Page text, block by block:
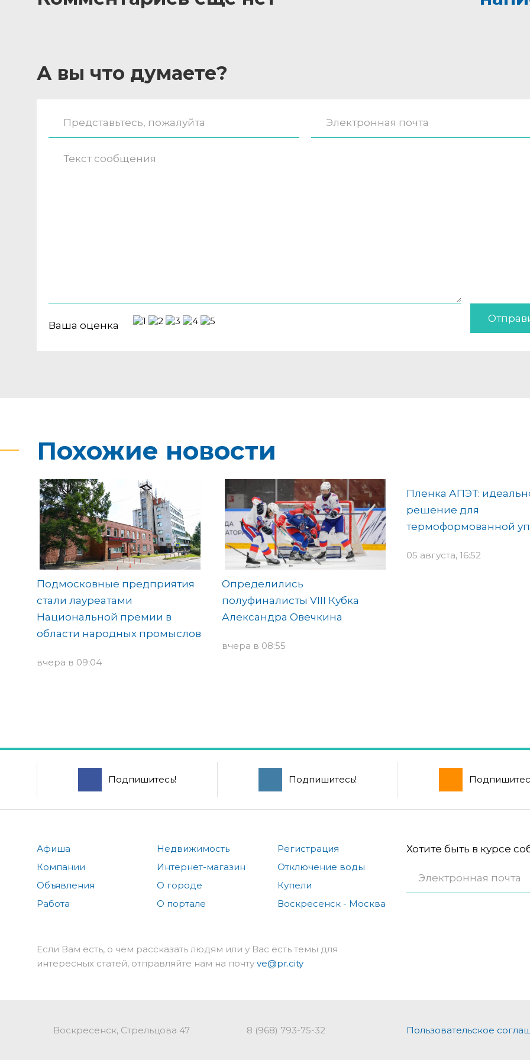
А вы что думаете?
Ваша оценка
Похожие новости
Подмосковные предприятия
стали лауреатами
Национальной премии в
области народных промыслов
вчера в 09:04
Определились
полуфиналисты VIII Кубка
Александра Овечкина
вчера в 08:55
Пленка АПЭТ:
решение для
термоформованной
05 августа, 16:52
Подпишитесь! Подпишитесь!
Афиша
Компании
Объявления
Работа
Недвижимость
Интернет-магазин
О городе
О портале
Регистрация
Отключение воды
Купели
Воскресенск - Москва
Хотите быть в курсе
Если Вам есть, о чем рассказать людям или у Вас есть темы для
интересных статей, отправляйте нам на почту ve@pr.city
Воскресенск, Стрельцова 47 8 (968) 793-75-32 Пользовательское